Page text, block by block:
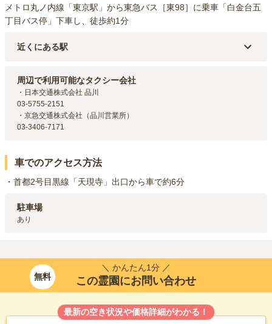
メトロ丸ノ内線「東京駅」から東急バス［東98］に乗車「白金台五
丁目バス停」下車し、徒歩約1分
近くにある駅
都営浅草線
高輪台駅（1.2km）
JR山手線
五反田駅（1.5km
都営三田線
白金高輪
周辺で利用可能なタクシー会社
・日本交通株式会社 品川
03-5755-2151
・京急交通株式会社（品川営業所）
03-3406-7171
車でのアクセス方法
・首都2号目黒線「天現寺」出口から車で約6分
駐車場
あり
無料
＼ かんたん1分 ／
この霊園にお問い合わせ
最新の空き状況や価格詳細がわかる！